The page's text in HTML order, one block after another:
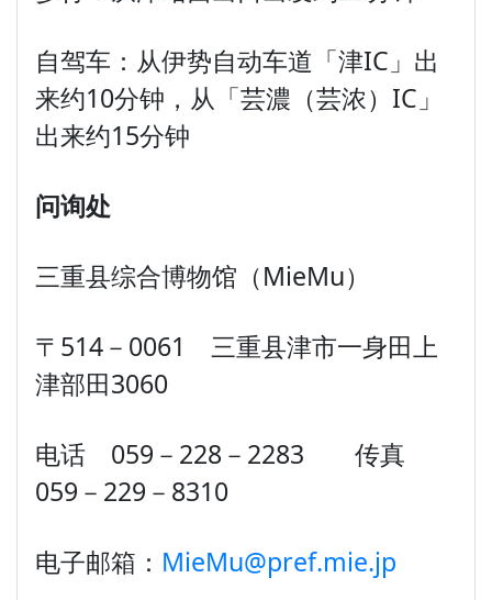
自驾车：从伊势自动车道「津IC」出
来约10分钟，从「芸濃（芸浓）IC」
出来约15分钟
问询处
三重县综合博物馆（MieMu）
〒514－0061 三重县津市一身田上
津部田3060
电话 059－228－2283 传真
059－229－8310
电子邮箱： MieMu@pref.mie.jp